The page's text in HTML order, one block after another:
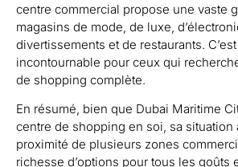
centre commercial propose une vaste
magasins de mode, de luxe,
divertissements et de restaurants.
incontournable pour ceux qui
de shopping complète.
En résumé, bien que Dubai Maritime
centre de shopping en soi, sa situation
proximité de plusieurs zones
richesse d’options pour tous les goûts